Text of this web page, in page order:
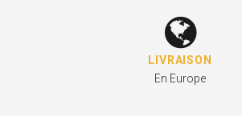
LIVRAISON
En Europe